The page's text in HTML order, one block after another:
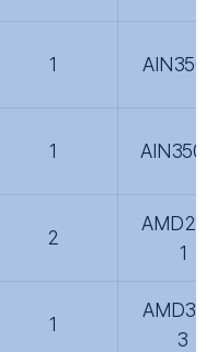
1
1
2
1
1
3